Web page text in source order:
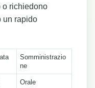
o richiedono
un rapido
Somministrazio
ne
Orale